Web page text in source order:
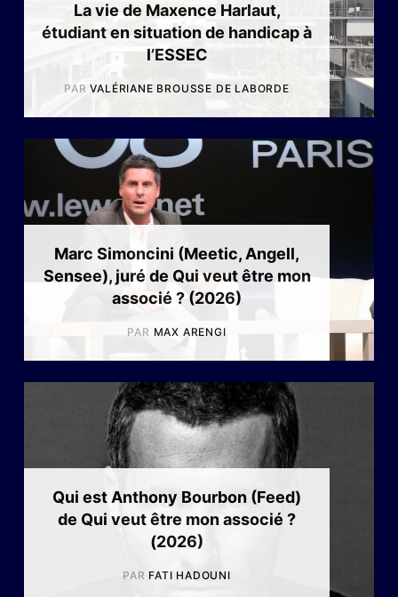
La vie de Maxence Harlaut,
étudiant en situation de handicap à
l’ESSEC
PARVALÉRIANE BROUSSE DE LABORDE
Marc Simoncini (Meetic, Angell,
Sensee), juré de Qui veut être mon
associé ? (2026)
PAR MAX ARENGI
Qui est Anthony Bourbon (Feed)
de Qui veut être mon associé ?
(2026)
PAR FATI HADOUNI